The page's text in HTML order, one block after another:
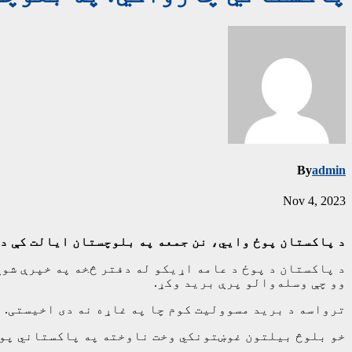
Byadmin
Nov 4, 2023
د پاکستان پوځ وايي، نن جمعه په بلوچستان ایالت کې د ناپېژانده
د پاکستان د پوځ د عامه اړیکو له دفتر څخه په خپرې
وو چې وسله‌والو پرې برید وکړ.
ترواسه د برید مسوولیت کوم چا په غاړه نه دی اخیستی.
خو بلوڅ بیلتون غوښتونکي وخت ناوخته په پاکستاني